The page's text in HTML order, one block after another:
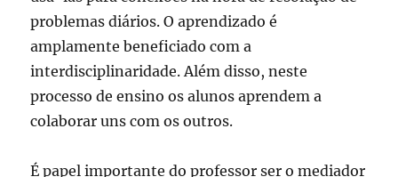
problemas diários. O aprendizado é
amplamente beneficiado com a
interdisciplinaridade. Além disso, neste
processo de ensino os alunos aprendem a
colaborar uns com os outros.
É papel importante do professor ser o mediador